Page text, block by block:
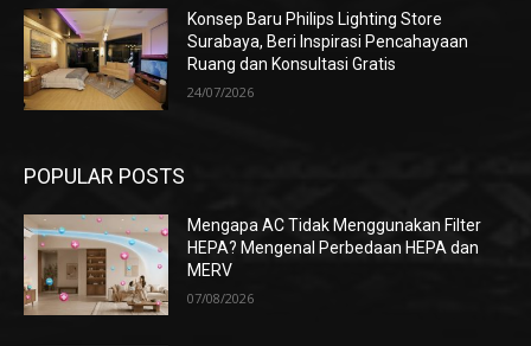
Konsep Baru Philips Lighting Store
Surabaya, Beri Inspirasi Pencahayaan
Ruang dan Konsultasi Gratis
24/07/2026
POPULAR POSTS
Mengapa AC Tidak Menggunakan Filter
HEPA? Mengenal Perbedaan HEPA dan
MERV
07/08/2026